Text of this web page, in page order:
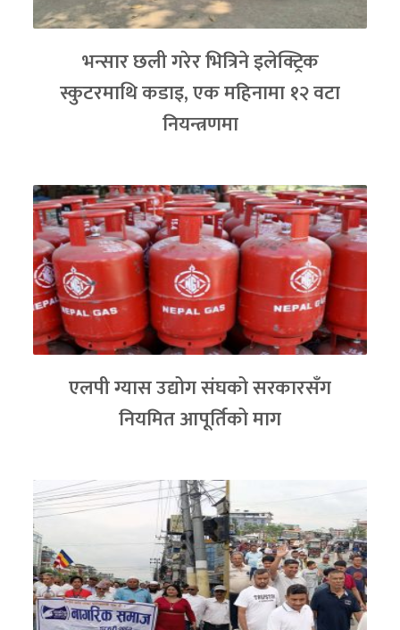
भन्सार छली गरेर भित्रिने इलेक्ट्रिक
स्कुटरमाथि कडाइ, एक महिनामा १२ वटा
नियन्त्रणमा
एलपी ग्यास उद्योग संघको सरकारसँग
नियमित आपूर्तिको माग